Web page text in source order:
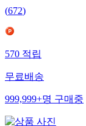
(672)
570 적립
무료배송
999,999+명 구매중